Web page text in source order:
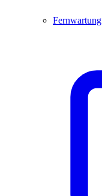
Fernwartung